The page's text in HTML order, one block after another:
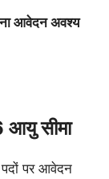
आवेदन अवश्य
सीमा
पदों पर आवेदन